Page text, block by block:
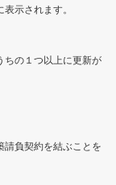
示されます。
ちの１つ以上に更新が
負契約を結ぶことを